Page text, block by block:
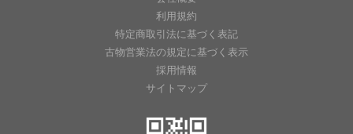
利用規約
特定商取引法に基づく表記
古物営業法の規定に基づく表示
採用情報
サイトマップ